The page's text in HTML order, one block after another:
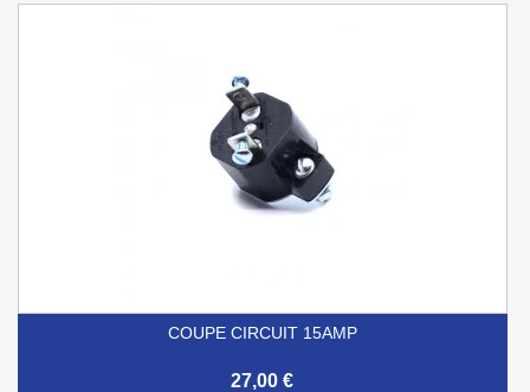
COUPE CIRCUIT 15AMP
27,00 €